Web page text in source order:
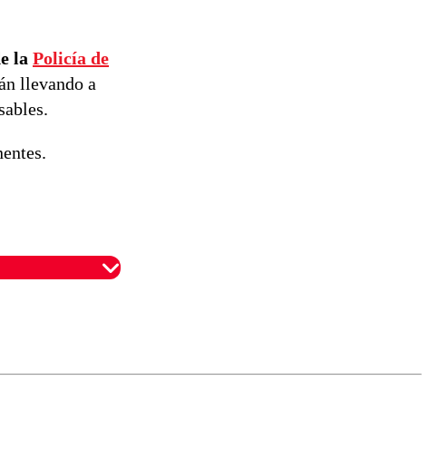
la Policía de
llevando a